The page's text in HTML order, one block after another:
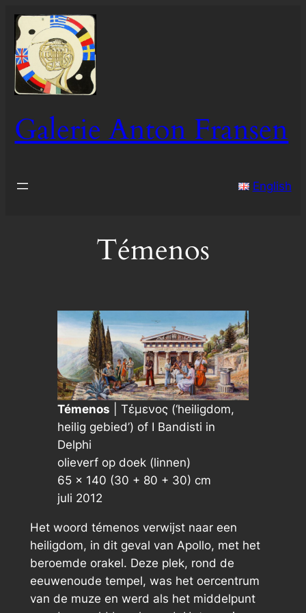
Ga
naar
de
inhoud
Galerie Anton Fransen
English
Témenos
Témenos | Τέμενος (‘heiligdom,
heilig gebied’) of I Bandisti in
Delphi
olieverf op doek (linnen)
65 × 140 (30 + 80 + 30) cm
juli 2012
Het woord témenos verwijst naar een
heiligdom, in dit geval van Apollo, met het
beroemde orakel. Deze plek, rond de
eeuwenoude tempel, was het oercentrum
van de muze en werd als het middelpunt